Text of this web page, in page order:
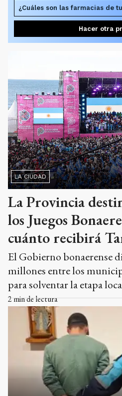
¿Cuáles son las farmacias de
Hacer otra
LA CIUDAD
La Provincia
los Juegos
cuánto recibirá
El Gobierno bonaerense
millones entre los
para solventar la etapa
deportiva y cultural.
2min de lectura